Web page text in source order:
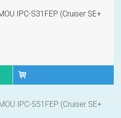
IPC-S31FEP (Cruiser SE+